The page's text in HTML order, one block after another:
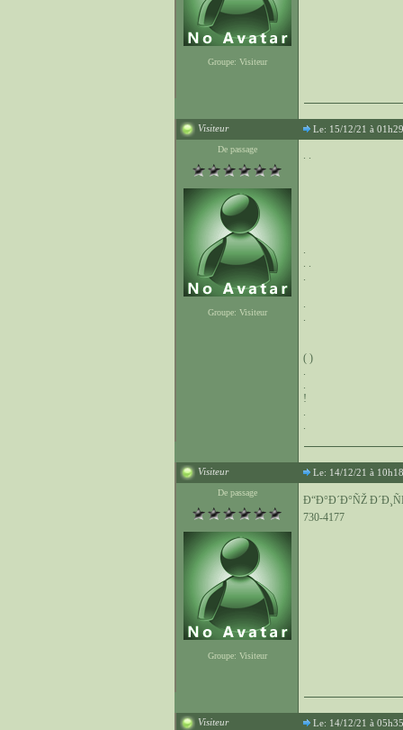
Groupe: Visiteur
Visiteur Le: 15/12/21 à 01h29
De passage
Groupe: Visiteur
. .
.
. .
.
.
.
( )
.
.
!
.
.
Visiteur Le: 14/12/21 à 10h18
De passage
Groupe: Visiteur
Ð“Ð°Ð´Ð°ÑŽ
730-4177
Visiteur Le: 14/12/21 à 05h35